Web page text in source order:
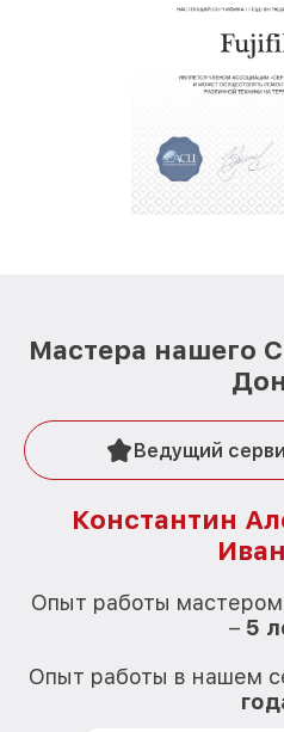
Мастера нашего
Ведущий
Константин
Опыт работы
– 5
Опыт работы в нашем